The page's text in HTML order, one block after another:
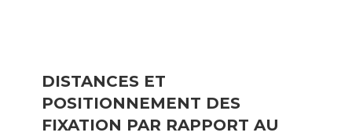
DISTANCES ET
POSITIONNEMENT DES
FIXATION PAR RAPPORT AU